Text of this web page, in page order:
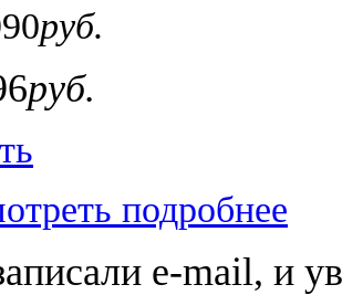
руб.
руб.
подробнее
e-mail, и